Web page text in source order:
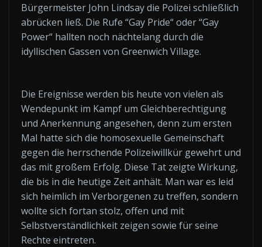
Bürgermeister John Lindsay die Polizei schließlich
abrücken ließ. Die Rufe “Gay Pride“ oder “Gay
Power“ hallten noch nächtelang durch die
idyllischen Gassen von Greenwich Village.
Die Ereignisse werden bis heute von vielen als
Wendepunkt im Kampf um Gleichberechtigung
und Anerkennung angesehen, denn zum ersten
Mal hatte sich die homosexuelle Gemeinschaft
gegen die herrschende Polizeiwillkür gewehrt und
das mit großem Erfolg. Diese Tat zeigte Wirkung,
die bis in die heutige Zeit anhält. Man war es leid
sich heimlich im Verborgenen zu treffen, sondern
wollte sich fortan stolz, offen und mit
Selbstverständlichkeit zeigen sowie für seine
Rechte eintreten.